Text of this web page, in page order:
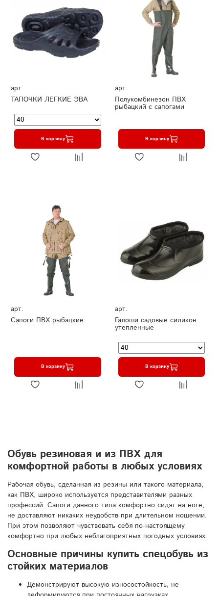
арт.
ТАПОЧКИ ЛЕГКИЕ ЭВА
В корзину
арт.
Полукомбинезон ПВХ
рыбацкий с сапогами
В корзину
арт.
Сапоги ПВХ рыбацкие
В корзину
арт.
Галоши садовые силикон
утепленные
В корзину
Обувь резиновая и из ПВХ для
комфортной работы в любых условиях
Рабочая обувь, сделанная из резины или такого материала,
как ПВХ, широко используется представителями разных
профессий. Сапоги данного типа комфортно сидят на ноге,
не доставляют никаких неудобств при длительном ношении.
При этом позволяют чувствовать себя по-настоящему
комфортно при любых неблагоприятных погодных условиях.
Основные причины купить спецобувь из
стойких материалов
Демонстрируют высокую износостойкость, не